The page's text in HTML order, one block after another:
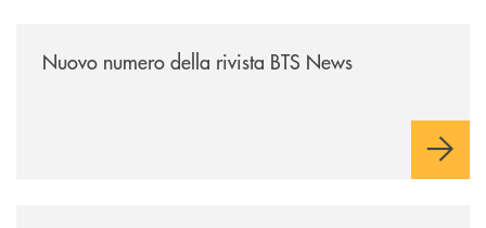
Nuovo numero della rivista BTS News